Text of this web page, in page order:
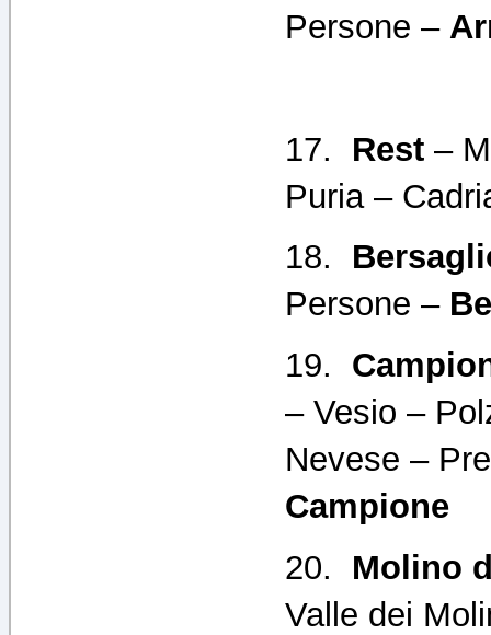
Persone –
17. Rest –
Puria –
18.
Persone –
19.
– Vesio –
Nevese –
Campione
20. Molino
Valle dei